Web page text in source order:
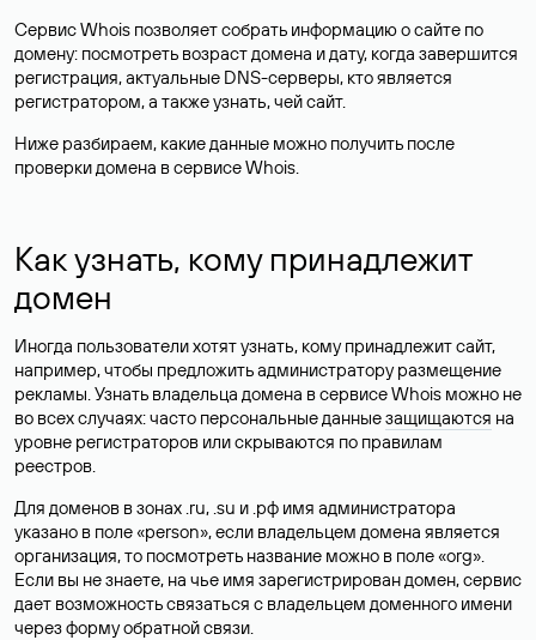
Сервис Whois позволяет собрать информацию о сайте по
домену: посмотреть возраст домена и дату, когда завершится
регистрация, актуальные DNS-серверы, кто является
регистратором, а также узнать, чей сайт.
Ниже разбираем, какие данные можно получить после
проверки домена в сервисе Whois.
Как узнать, кому принадлежит
домен
Иногда пользователи хотят узнать, кому принадлежит сайт,
например, чтобы предложить администратору размещение
рекламы. Узнать владельца домена в сервисе Whois можно не
во всех случаях: часто персональные данныезащищаются на
уровне регистраторов или скрываются по правилам
реестров.
Для доменов в зонах .ru, .su и .рф имя администратора
указано в поле «person», если владельцем домена является
организация, то посмотреть название можно в поле «org».
Если вы не знаете, на чье имя зарегистрирован домен, сервис
дает возможность связаться с владельцем доменного имени
через форму обратной связи.